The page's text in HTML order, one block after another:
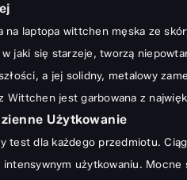
Twojej Torby Wittchen
laptopa wittchen męska ze
jaki się starzeje, tworzą
a jej solidny, metalowy
Wittchen jest garbowana z
Użytkowanie
test dla każdego przedmiotu.
użytkowaniu.